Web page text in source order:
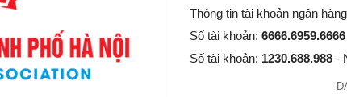
Thông tin tài khoản ngân
Số tài khoản: 6666.6959.6666
Số tài khoản: 1230.688.988 -